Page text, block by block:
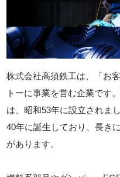
株式会社高須鉄工は、「お
トーに事業を営む企業です
は、昭和53年に設立されま
40年に誕生しており、長き
があります。